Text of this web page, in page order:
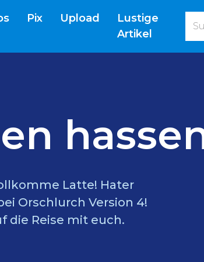
Pix Upload
Lustige
Artikel
Latte! Hater
Orschlurch Version 4!
die Reise mit euch.